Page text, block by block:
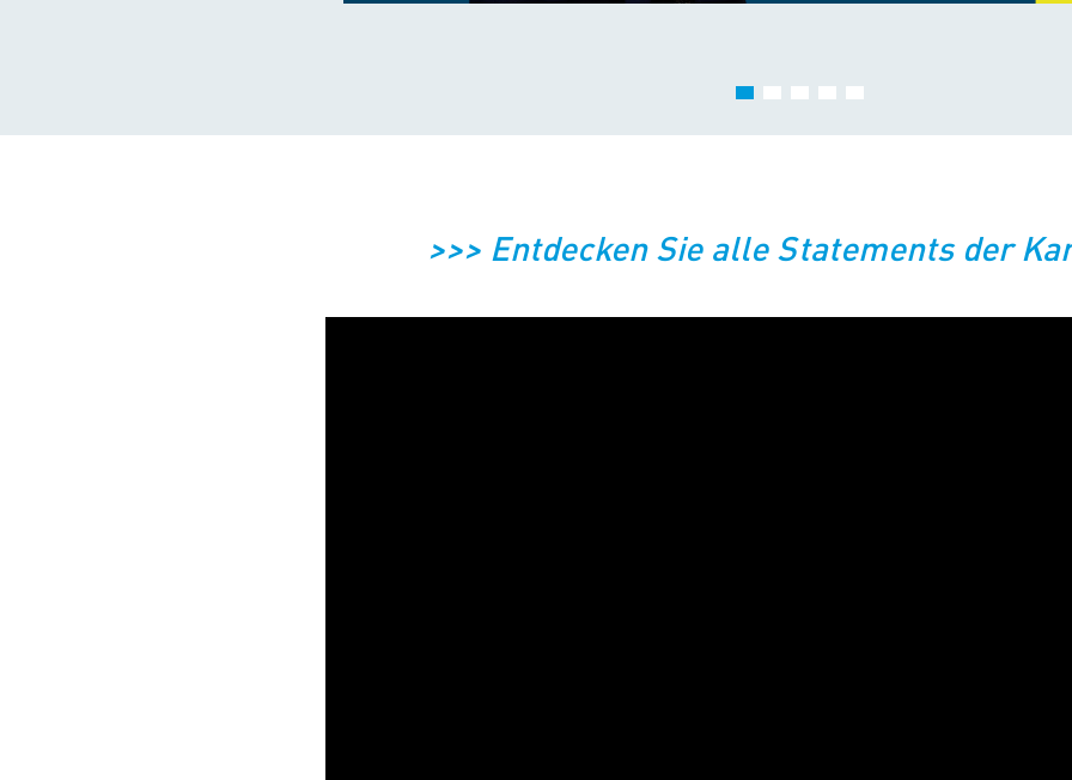
>>> Entdecken Sie alle Statements der